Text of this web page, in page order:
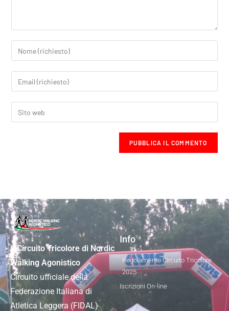
Il Circuito Tricolore di Nordic
Walking Agonistico
Circuito ufficiale della
Federazione Italiana di
Atletica Leggera (FIDAL)
Info
Regolamento Circuito Tricolore
2025
Iscrizioni On-line